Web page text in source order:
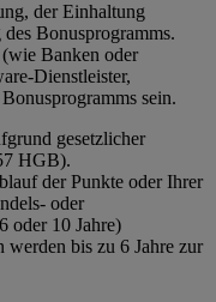
der Einhaltung
Bonusprogramms.
Banken oder
Dienstleister,
sein.
gesetzlicher
HGB).
der Punkte oder Ihrer
oder
oder 10 Jahre)
werden bis zu 6 Jahre zur